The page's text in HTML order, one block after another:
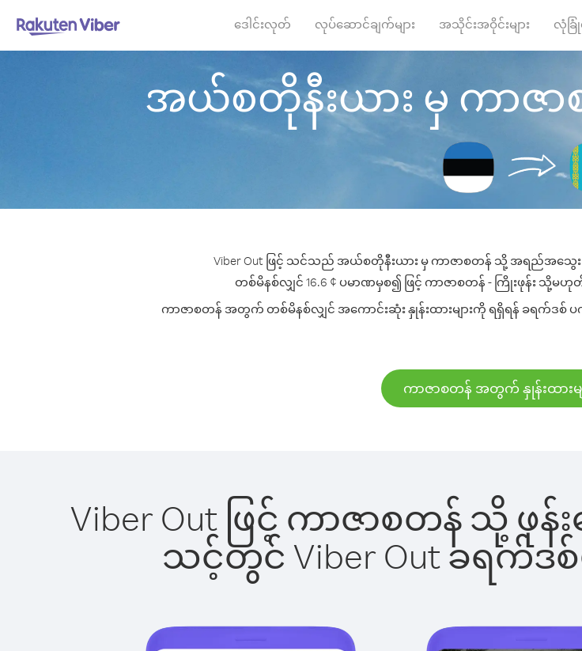
ဒေါင်းလုတ် လုပ်ဆောင်ချက်များ အသိုင်းအဝိုင်းများ လုံခြုံ
အယ်စတိုနီးယား မှ ကာဇာ
Viber Out ဖြင့် သင်သည် အယ်စတိုနီးယား မှ ကာဇာစတန် သို့ အရည်အသွေး
တစ်မိနစ်လျှင် 16.6 ¢ ပမာဏမှစ၍ ဖြင့် ကာဇာစတန် - ကြိုးဖုန်း သို့
ကာဇာစတန် အတွက် တစ်မိနစ်လျှင် အကောင်းဆုံး နှုန်းထားများကို ရရှိရန် ခရက်ဒစ်
ကာဇာစတန် အတွက် နှုန်းထားမ
Viber Out ဖြင့် ကာဇာစတန် သို့
သင့်တွင် Viber Out ခရက်ဒ